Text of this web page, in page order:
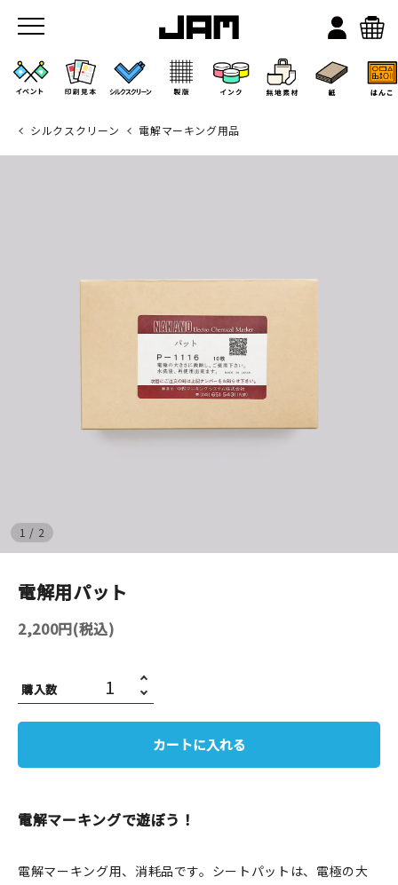
シルクスクリーン
雑貨
文房具
JAMグッズ
シルクスクリーン 電解マーキング用品
1 / 2
電解用パット
2,200円(税込)
購入数
カートに入れる
電解マーキングで遊ぼう！
電解マーキング用、消耗品です。シートパットは、電極の大